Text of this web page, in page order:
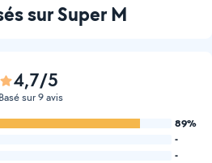
sur Super M
4,7/5
Basé sur 9 avis
89%
-
-